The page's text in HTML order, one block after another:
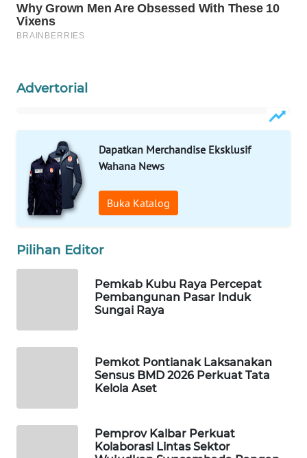
Advertorial
Dapatkan Merchandise Eksklusif
Wahana News
Buka Katalog
Pilihan Editor
Pemkab Kubu Raya Percepat
Pembangunan Pasar Induk
Sungai Raya
Pemkot Pontianak Laksanakan
Sensus BMD 2026 Perkuat Tata
Kelola Aset
Pemprov Kalbar Perkuat
Kolaborasi Lintas Sektor
WAHANANEWS
ID
WAHANA
SPORT
WAHANA
UMKM
WAHANA
HEALTH